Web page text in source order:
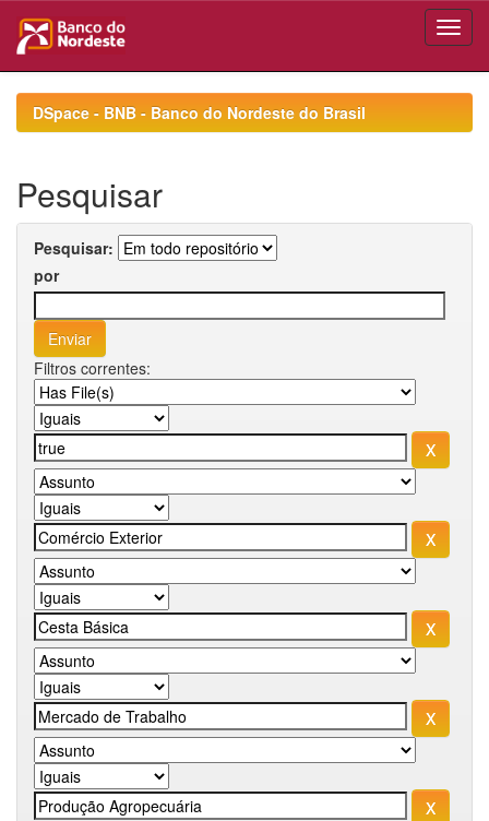
navigationDSpace - BNB - Banco do Nordeste do Brasil
Pesquisar
Pesquisar:
por
Filtros correntes: